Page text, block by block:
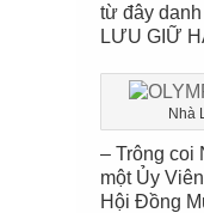
từ đây
LƯU GIỮ
Nhà
– Trông coi
một Ủy
Hội Đồng